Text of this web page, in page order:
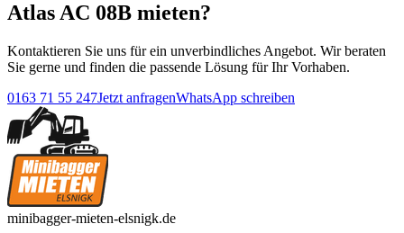
Atlas AC 08B mieten?
Kontaktieren Sie uns für ein unverbindliches Angebot. Wir beraten
Sie gerne und finden die passende Lösung für Ihr Vorhaben.
0163 71 55 247Jetzt anfragenWhatsApp schreiben
minibagger-mieten-elsnigk.de